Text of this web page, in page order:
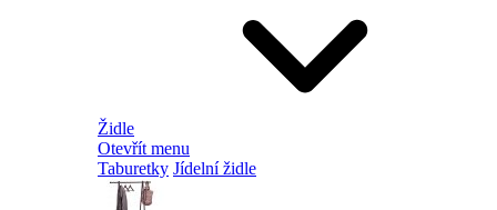
Židle
Otevřít menu
Taburetky Jídelní židle